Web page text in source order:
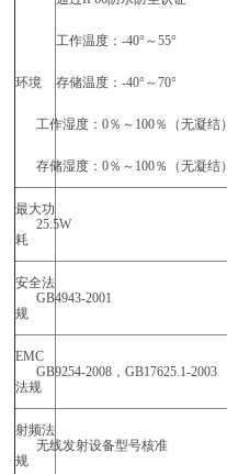
环境
工作温度：-40°～55°
存储温度：-40°～70°
工作湿度： 0％～ 100％（无凝结）
存储湿度： 0％～ 100％（无凝结）
最大功
耗
25.5W
安全法
规
GB4943-2001
EMC
法规
GB9254-2008， GB17625.1-2003
射频法
规
无线发射设备型号核准